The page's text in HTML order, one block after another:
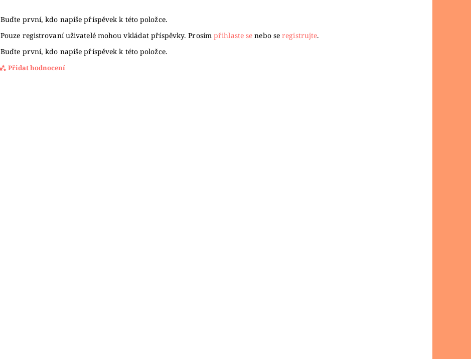
Buďte první, kdo napíše příspěvek k této položce.
Pouze registrovaní uživatelé mohou vkládat příspěvky. Prosímpřihlaste se nebo seregistrujte.
Buďte první, kdo napíše příspěvek k této položce.
Přidat hodnocení